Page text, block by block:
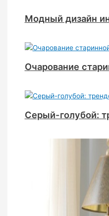
Модный дизайн
Очарование
Серый-голубой: